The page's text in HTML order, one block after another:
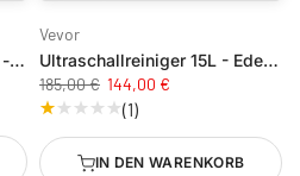
Ultraschallreiniger 30 Liter - Edelstahl mit Heizung
Vevor
Ultraschallreiniger 15L - Edelstahl mit Heizung
185,00 € 144,00 €
(1)
IN DEN WARENKORB